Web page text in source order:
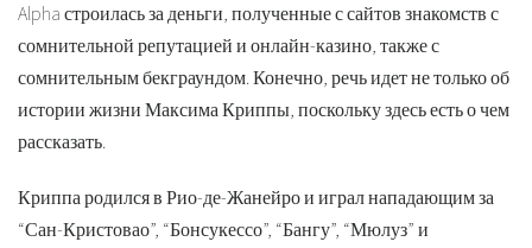
Alpha строилась за деньги, полученные с сайтов знакомств с
сомнительной репутацией и онлайн-казино, также с
сомнительным бекграундом. Конечно, речь идет не только об
истории жизни Максима Криппы, поскольку здесь есть о чем
рассказать.
Криппа родился в Рио-де-Жанейро и играл нападающим за
“Сан-Кристовао”, “Бонсукессо”, “Бангу”, “Мюлуз” и